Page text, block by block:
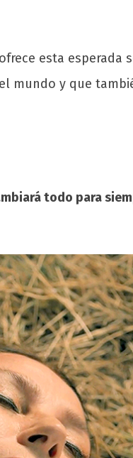
esta esperada
mundo y que
todo para